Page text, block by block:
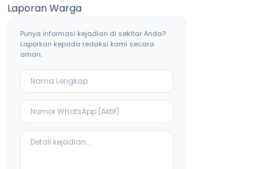
Galis Bangkalan
Ketiban Berkah
Laporan Warga
Punya informasi kejadian di sekitar Anda?
Laporkan kepada redaksi kami secara
aman.